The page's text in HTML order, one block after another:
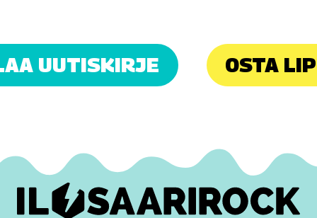
UUTISKIRJE OSTA